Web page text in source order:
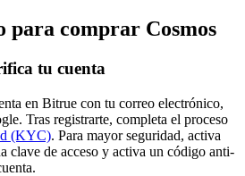
sobre cómo obtener ingresos pasivos
para comprar Cosmos
tu cuenta
en Bitrue con tu correo electrónico,
Tras registrarte, completa el proceso
(KYC). Para mayor seguridad, activa
clave de acceso y activa un código anti-